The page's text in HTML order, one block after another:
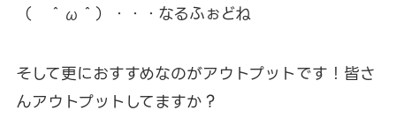
（ ＾ω＾）・・・なるふぉどね
そして更におすすめなのがアウトプットです！皆さ
んアウトプットしてますか？